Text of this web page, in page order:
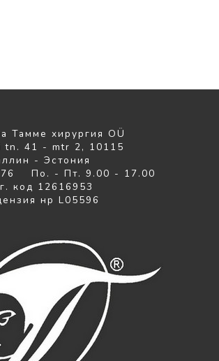
Тамме хирургия OÜ
tn. 41 - mtr 2, 10115
- Эстония
По. - Пт. 9.00 - 17.00
код 12616953
нр L05596